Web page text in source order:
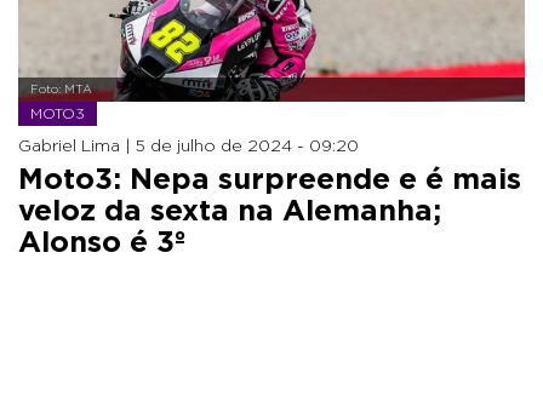
Foto: MTA
MOTO3
Gabriel Lima | 5 de julho de 2024 - 09:20
Moto3: Nepa surpreende e é mais
veloz da sexta na Alemanha;
Alonso é 3º